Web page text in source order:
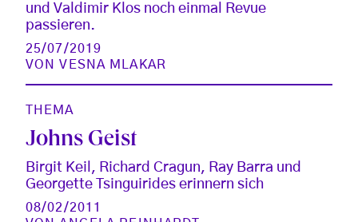
und Valdimir Klos noch einmal Revue
passieren.
25/07/2019
VONVESNA MLAKAR
THEMA
Johns Geist
Birgit Keil, Richard Cragun, Ray Barra und
Georgette Tsinguirides erinnern sich
08/02/2011